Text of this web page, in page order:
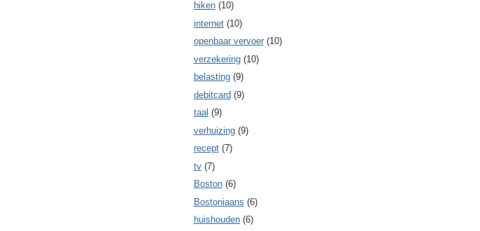
hiken (10)
internet (10)
openbaar vervoer (10)
verzekering (10)
belasting (9)
debitcard (9)
taal (9)
verhuizing (9)
recept (7)
tv (7)
Boston (6)
Bostoniaans (6)
huishouden (6)